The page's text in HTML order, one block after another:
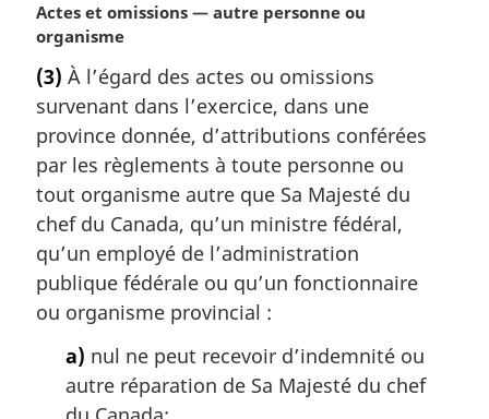
N
o
e
m
a
r
g
i
n
a
l
e
:
Actes et omissions — autre personne ou
organisme
(3) À l’égard des actes ou omissions
survenant dans l’exercice, dans une
province donnée, d’attributions conférées
par les règlements à toute personne ou
tout organisme autre que Sa Majesté du
chef du Canada, qu’un ministre fédéral,
qu’un employé de l’administration
publique fédérale ou qu’un fonctionnaire
ou organisme provincial :
a) nul ne peut recevoir d’indemnité ou
autre réparation de Sa Majesté du chef